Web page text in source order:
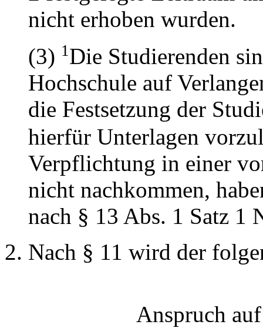
nicht erhoben wurden.
(3) 1Die Studierenden
Hochschule auf
die Festsetzung der
hierfür Unterlagen
Verpflichtung in einer
nicht nachkommen,
nach § 13 Abs. 1 Satz 1
Nach § 11 wird der
Anspruch